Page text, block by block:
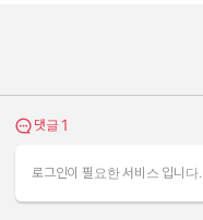
댓글 보기
댓글 1
로그인이 필요한 서비스 입니다.